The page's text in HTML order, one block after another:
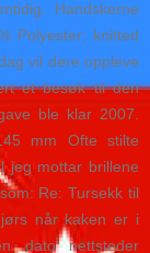
Handskerne
Polyester; knitted
vil dere oppleve
et besøk til den
ble klar 2007.
mm Ofte stilte
jeg mottar brillene
Re: Tursekk til
når kaken er i
dato nettsteder